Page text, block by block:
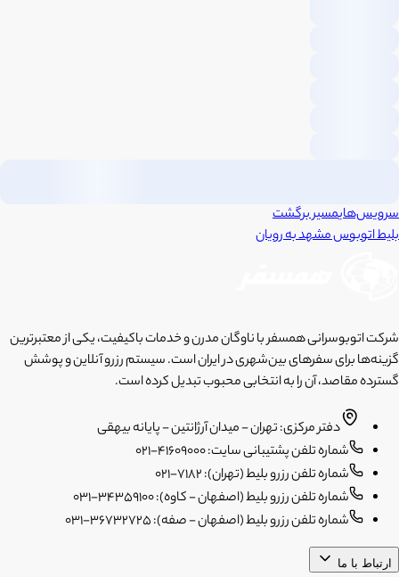
سرویس‌هایمسیر برگشت
بلیط اتوبوسمشهدبهرویان
شرکت اتوبوسرانی همسفر با ناوگان مدرن و خدمات باکیفیت، یکی از معتبرترین
گزینه‌ها برای سفرهای بین‌شهری در ایران است. سیستم رزرو آنلاین و پوشش
گسترده مقاصد، آن را به انتخابی محبوب تبدیل کرده است.
دفتر مرکزی: تهران - میدان آرژانتین - پایانه بیهقی
شماره تلفن پشتیبانی سایت: 41609000-021
شماره تلفن رزرو بلیط (تهران): 7182-021
شماره تلفن رزرو بلیط (اصفهان - کاوه): 34359100-031
شماره تلفن رزرو بلیط (اصفهان - صفه): 36732725-031
ارتباط با ما